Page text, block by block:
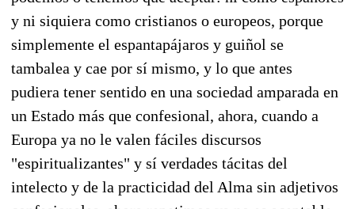
y ni siquiera como cristianos o europeos, porque
simplemente el espantapájaros y guiñol se
tambalea y cae por sí mismo, y lo que antes
pudiera tener sentido en una sociedad amparada en
un Estado más que confesional, ahora, cuando a
Europa ya no le valen fáciles discursos
"espiritualizantes" y sí verdades tácitas del
intelecto y de la practicidad del Alma sin adjetivos